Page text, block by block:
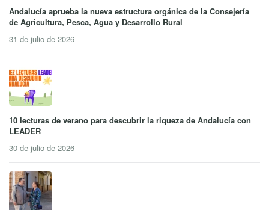
Andalucía aprueba la nueva estructura orgánica de la Consejería
de Agricultura, Pesca, Agua y Desarrollo Rural
31 de julio de 2026
10 lecturas de verano para descubrir la riqueza de Andalucía con
LEADER
30 de julio de 2026